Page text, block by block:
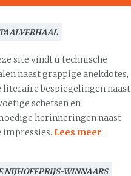
site vindt u technische
naast grappige anekdotes,
literaire bespiegelingen naast
schetsen en
herinneringen naast
impressies. Lees meer
NIJHOFFPRIJS-WINNAARS